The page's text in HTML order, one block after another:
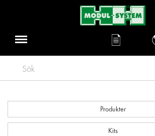
Sök
Produkter
Kits